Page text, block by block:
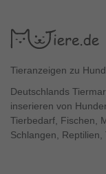
Tieranzeigen zu
Deutschlands
inserieren von
Tierbedarf, Fischen,
Schlangen, Reptilien,